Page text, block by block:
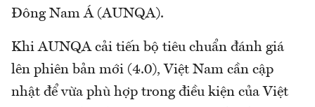
Đông Nam Á (AUNQA).
Khi AUNQA cải tiến bộ tiêu chuẩn đánh giá
lên phiên bản mới (4.0), Việt Nam cần cập
nhật để vừa phù hợp trong điều kiện của Việt